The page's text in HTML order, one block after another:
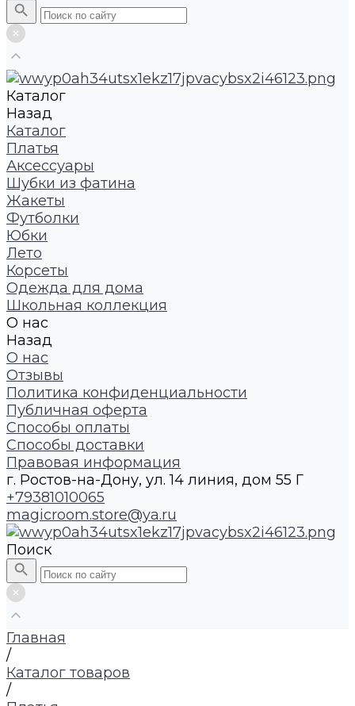
Каталог
Назад
Каталог
Платья
Аксессуары
Шубки из фатина
Жакеты
Футболки
Юбки
Лето
Корсеты
Одежда для дома
Школьная коллекция
О нас
Назад
О нас
Отзывы
Политика конфиденциальности
Публичная оферта
Способы оплаты
Способы доставки
Правовая информация
г. Ростов-на-Дону, ул. 14 линия, дом 55 Г
+79381010065
magicroom.store@ya.ru
Поиск
Главная
/
Каталог товаров
/